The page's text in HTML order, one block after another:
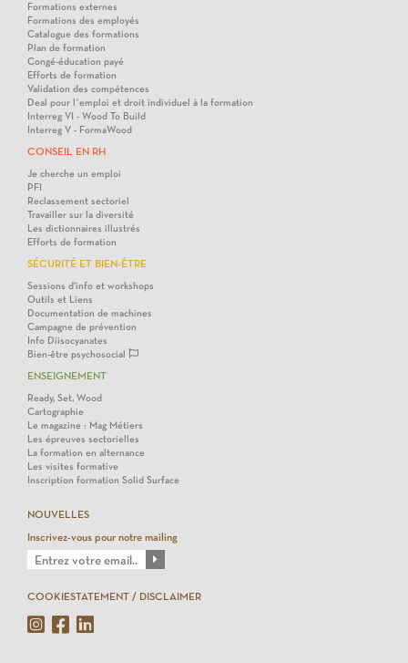
Formations externes
Formations des employés
Catalogue des formations
Plan de formation
Congé-éducation payé
Efforts de formation
Validation des compétences
Deal pour l’emploi et droit individuel à la formation
Interreg VI - Wood To Build
Interreg V - FormaWood
CONSEIL EN RH
Je cherche un emploi
PFI
Reclassement sectoriel
Travailler sur la diversité
Les dictionnaires illustrés
Efforts de formation
SÉCURITÉ ET BIEN-ÊTRE
Sessions d'info et workshops
Outils et Liens
Documentation de machines
Campagne de prévention
Info Diisocyanates
Bien-être psychosocial
ENSEIGNEMENT
Ready, Set, Wood
Cartographie
Le magazine : Mag Métiers
Les épreuves sectorielles
La formation en alternance
Les visites formative
Inscription formation Solid Surface
NOUVELLES
Inscrivez-vous pour notre mailing
COOKIESTATEMENT / DISCLAIMER